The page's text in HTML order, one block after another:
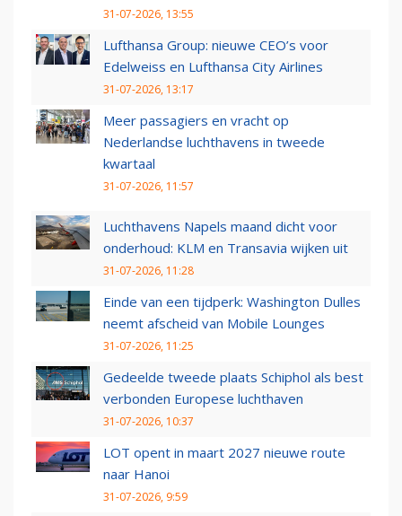
31-07-2026, 13:55
Lufthansa Group: nieuwe CEO’s voor
Edelweiss en Lufthansa City Airlines
31-07-2026, 13:17
Meer passagiers en vracht op
Nederlandse luchthavens in tweede
kwartaal
31-07-2026, 11:57
Luchthavens Napels maand dicht voor
onderhoud: KLM en Transavia wijken uit
31-07-2026, 11:28
Einde van een tijdperk: Washington Dulles
neemt afscheid van Mobile Lounges
31-07-2026, 11:25
Gedeelde tweede plaats Schiphol als best
verbonden Europese luchthaven
31-07-2026, 10:37
LOT opent in maart 2027 nieuwe route
naar Hanoi
31-07-2026, 9:59